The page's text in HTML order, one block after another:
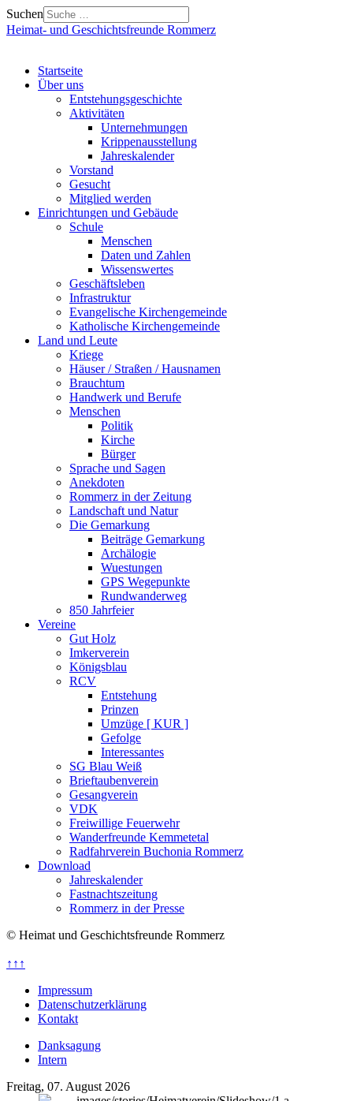
Suchen
Heimat- und Geschichtsfreunde Rommerz
Startseite
Über uns
Entstehungsgeschichte
Aktivitäten
Unternehmungen
Krippenausstellung
Jahreskalender
Vorstand
Gesucht
Mitglied werden
Einrichtungen und Gebäude
Schule
Menschen
Daten und Zahlen
Wissenswertes
Geschäftsleben
Infrastruktur
Evangelische Kirchengemeinde
Katholische Kirchengemeinde
Land und Leute
Kriege
Häuser / Straßen / Hausnamen
Brauchtum
Handwerk und Berufe
Menschen
Politik
Kirche
Bürger
Sprache und Sagen
Anekdoten
Rommerz in der Zeitung
Landschaft und Natur
Die Gemarkung
Beiträge Gemarkung
Archälogie
Wuestungen
GPS Wegepunkte
Rundwanderweg
850 Jahrfeier
Vereine
Gut Holz
Imkerverein
Königsblau
RCV
Entstehung
Prinzen
Umzüge [ KUR ]
Gefolge
Interessantes
SG Blau Weiß
Brieftaubenverein
Gesangverein
VDK
Freiwillige Feuerwehr
Wanderfreunde Kemmetetal
Radfahrverein Buchonia Rommerz
Download
Jahreskalender
Fastnachtszeitung
Rommerz in der Presse
© Heimat und Geschichtsfreunde Rommerz
↑↑↑
Impressum
Datenschutzerklärung
Kontakt
Danksagung
Intern
Freitag, 07. August 2026